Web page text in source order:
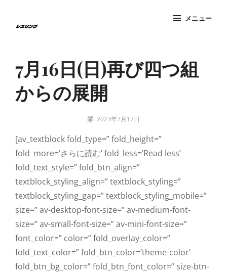
メニュー
7月16日(日)再び四つ組
からの展開
投
者:
2023年7月17日
[av_textblock fold_type=” fold_height=”
fold_more=’さらに読む’ fold_less=’Read less’
fold_text_style=” fold_btn_align=”
textblock_styling_align=” textblock_styling=”
textblock_styling_gap=” textblock_styling_mobile=”
size=” av-desktop-font-size=” av-medium-font-
size=” av-small-font-size=” av-mini-font-size=”
font_color=” color=” fold_overlay_color=”
fold_text_color=” fold_btn_color=’theme-color’
fold_btn_bg_color=” fold_btn_font_color=” size-btn-